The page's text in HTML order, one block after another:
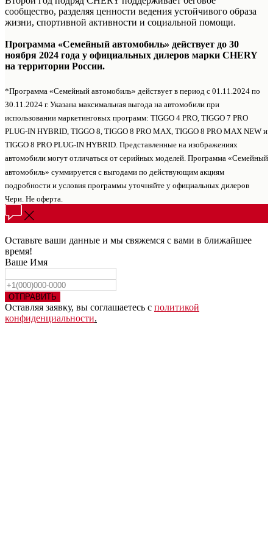
сообщество, разделяя ценности ведения устойчивого образа
жизни, спортивной активности и социальной помощи.
Программа «Семейный автомобиль» действует до 30
ноября 2024 года у официальных дилеров марки CHERY
на территории России.
*Программа «Семейный автомобиль» действует в период с 01.11.2024 по
30.11.2024 г. Указана максимальная выгода на автомобили при
использовании маркетинговых программ: TIGGO 4 PRO, TIGGO 7 PRO
PLUG-IN HYBRID, TIGGO 8, TIGGO 8 PRO MAX, TIGGO 8 PRO MAX NEW и
TIGGO 8 PRO PLUG-IN HYBRID. Представленные на изображениях
автомобили могут отличаться от серийных моделей. Программа «Семейный
автомобиль» суммируется с выгодами по действующим акциям
подробности и условия программы уточняйте у официальных дилеров
Чери. Не оферта.
Оставьте ваши данные и мы свяжемся с вами в ближайшее
время!
Ваше Имя
ОТПРАВИТЬ
Оставляя заявку, вы соглашаетесь с политикой
конфиденциальности.